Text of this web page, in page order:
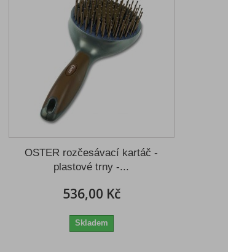
OSTER rozčesávací kartáč -
plastové trny -...
536,00 Kč
Skladem